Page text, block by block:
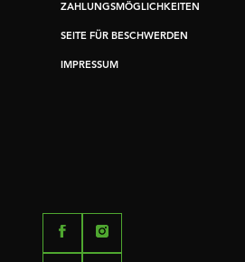
ZAHLUNGSMÖGLICHKEITEN
SEITE FÜR BESCHWERDEN
IMPRESSUM